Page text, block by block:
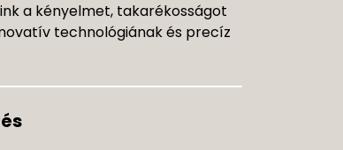
a kényelmet, takarékosságot
technológiának és precíz